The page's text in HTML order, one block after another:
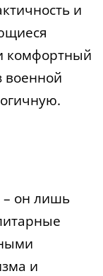
и
комфортный
военной
– он лишь
и